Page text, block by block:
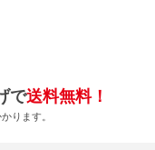
で送料無料！
ります。